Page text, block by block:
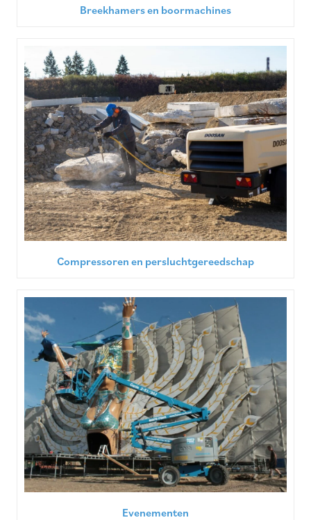
Breekhamers en boormachines
Compressoren en persluchtgereedschap
Evenementen